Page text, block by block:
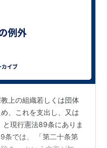
上の組織若しくは団体
、これを支出し、又は
現行憲法89条にありま
条では、 「第二十条第